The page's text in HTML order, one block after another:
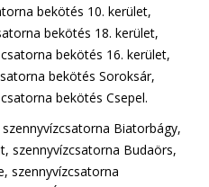
bekötés 10. kerület,
bekötés 18. kerület,
bekötés 16. kerület,
bekötés Soroksár,
bekötés Csepel.
Biatorbágy,
szennyvízcsatorna Budaörs,
szennyvízcsatorna